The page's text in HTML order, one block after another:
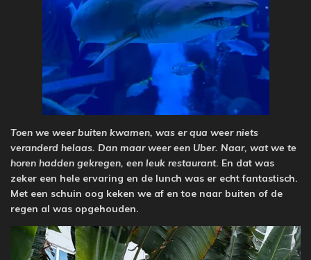
Toen we weer buiten kwamen, was er qua weer niets
veranderd helaas. Dan maar weer een Uber. Naar, wat we te
horen hadden gekregen, een leuk restaurant. En dat was
zeker een hele ervaring en de lunch was er echt fantastisch.
Met een schuin oog keken we af en toe naar buiten of de
regen al was opgehouden.